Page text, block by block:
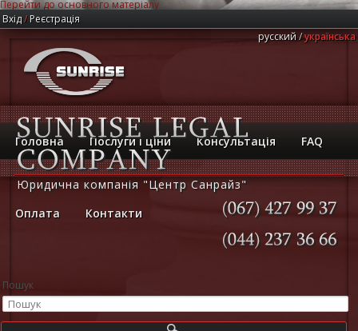
Перейти до основного матеріалу
Вхід/ Реєстрація
русский українська
Головна Послуги і ціни Консультація FAQ
Оплата Контакти
Пошук
Юридична компанія "Центр Санрайз"